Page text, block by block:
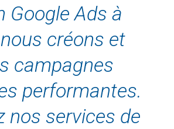
Google Ads à
créons et
campagnes
performantes.
nos services de